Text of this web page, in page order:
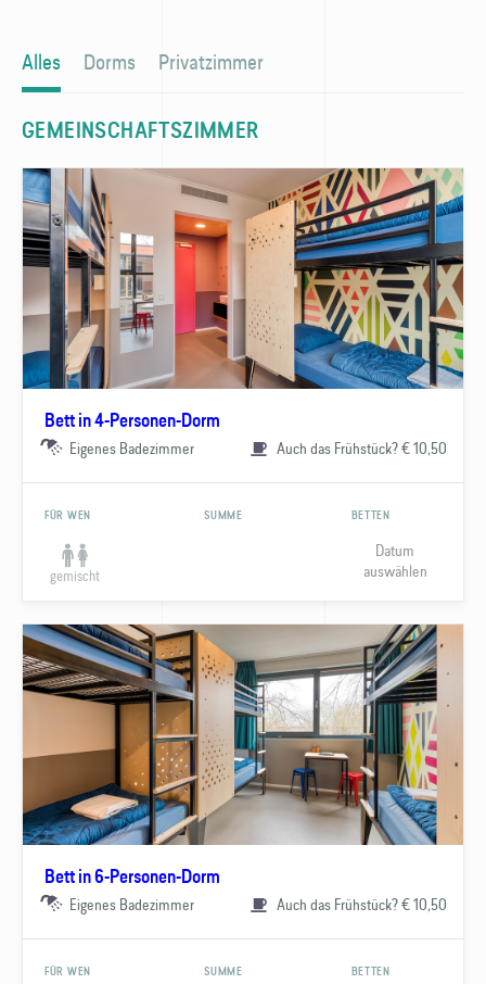
Alles Dorms Privatzimmer
GEMEINSCHAFTSZIMMER
Bett in 4-Personen-Dorm
Eigenes Badezimmer Auch das Frühstück? € 10,50
FÜR WEN SUMME BETTEN
gemischt
Datum
auswählen
Bett in 6-Personen-Dorm
Eigenes Badezimmer Auch das Frühstück? € 10,50
FÜR WEN SUMME BETTEN